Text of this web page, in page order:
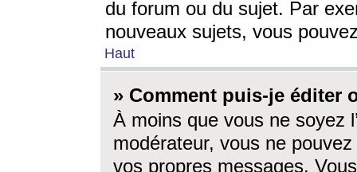
du forum ou du sujet. Par
nouveaux sujets, vous
Haut
» Comment puis-je éditer
À moins que vous ne soyez
modérateur, vous ne
vos propres messages.